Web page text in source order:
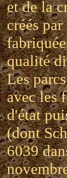
et de la
créés
qualité
Les
avec les
d'état
(dont
6039